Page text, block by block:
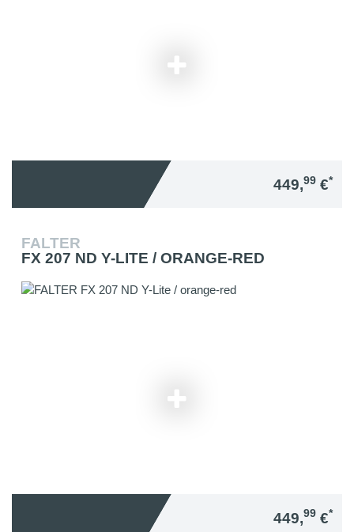
449,99 €*
FALTER
FX 207 ND Y-LITE / ORANGE-RED
449,99 €*